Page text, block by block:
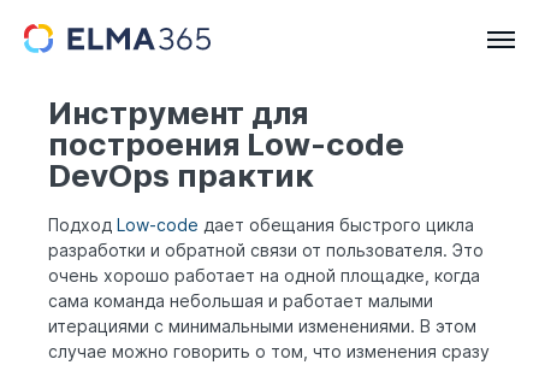
Инструмент для
построения Low-code
DevOps практик
Подход Low-code дает обещания быстрого цикла
разработки и обратной связи от пользователя. Это
очень хорошо работает на одной площадке, когда
сама команда небольшая и работает малыми
итерациями с минимальными изменениями. В этом
случае можно говорить о том, что изменения сразу